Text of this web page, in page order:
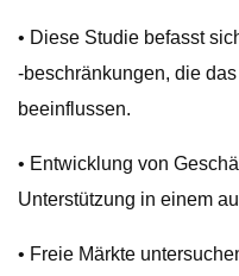
• Diese Studie befasst
-beschränkungen, die
beeinflussen.
• Entwicklung von
Unterstützung in einem
• Freie Märkte